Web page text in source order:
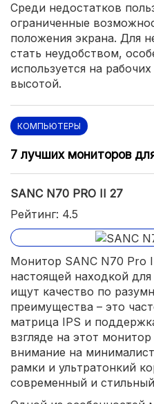
Среди недостатков
ограниченные
положения экрана. Для
стать неудобством,
используется на
высотой.
КОМПЬЮТЕРЫ
7 лучших мониторов
SANC N70 PRO II 27
Рейтинг: 4.5
Монитор SANC N70 Pro
настоящей находкой
ищут качество по
преимущества – это
матрица IPS и
взгляде на этот
внимание на
рамки и ультратонкий
современный и